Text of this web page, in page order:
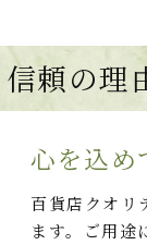
信頼の理
心を込め
百貨店クオリ
ます。ご用途